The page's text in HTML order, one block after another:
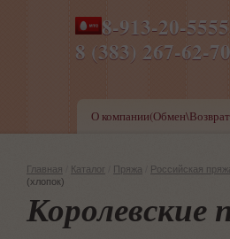
8-913-20-
8 (383) 267-
ПН-ПТ 8-17,СБ-ВС 9-
О
Главная Каталог Пряжа
Российская
(хлопок)
Королевские